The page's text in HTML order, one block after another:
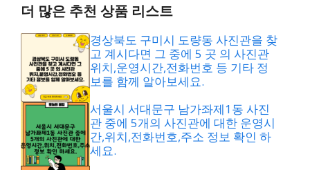
더 많은 추천 상품 리스트
경상북도 구미시 도량동 사진관을 찾
고 계시다면 그 중에 5 곳 의 사진관
위치,운영시간,전화번호 등 기타 정
보를 함께 알아보세요.
서울시 서대문구 남가좌제1동 사진
관 중에 5개의 사진관에 대한 운영시
간,위치,전화번호,주소 정보 확인 하
세요.